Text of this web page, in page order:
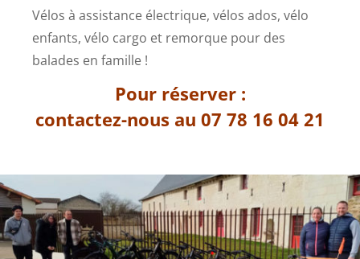
Vélos à assistance électrique, vélos ados, vélo
enfants, vélo cargo et remorque pour des
balades en famille !
Pour réserver :
contactez-nous au 07 78 16 04 21